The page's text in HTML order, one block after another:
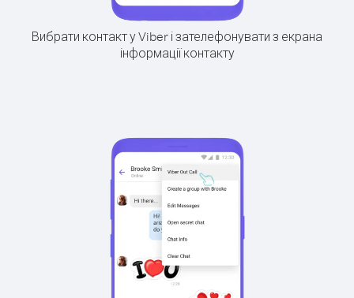
Вибрати контакт у Viber і зателефонувати з екрана
інформації контакту